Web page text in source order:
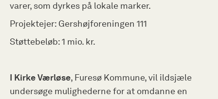
varer, som dyrkes på lokale marker.
Projektejer: Gershøjforeningen 111
Støttebeløb: 1 mio. kr.
I Kirke Værløse, Furesø Kommune, vil ildsjæle
undersøge mulighederne for at omdanne en